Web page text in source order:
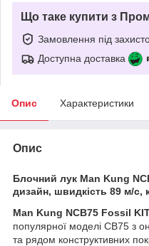
Що таке купити з
Замовлення під
Доступна доставка
Опис Характеристики
Опис
Блочний лук Man Kung
дизайн, швидкість 89 м/с,
Man Kung NCB75 Fossil
популярної моделі CB75 з
та рядом конструктивних